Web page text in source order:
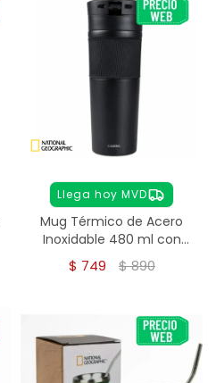
Llega hoy MVD
Mug Térmico de Acero
Inoxidable 480 ml con
Pulsador
$ 749 $890